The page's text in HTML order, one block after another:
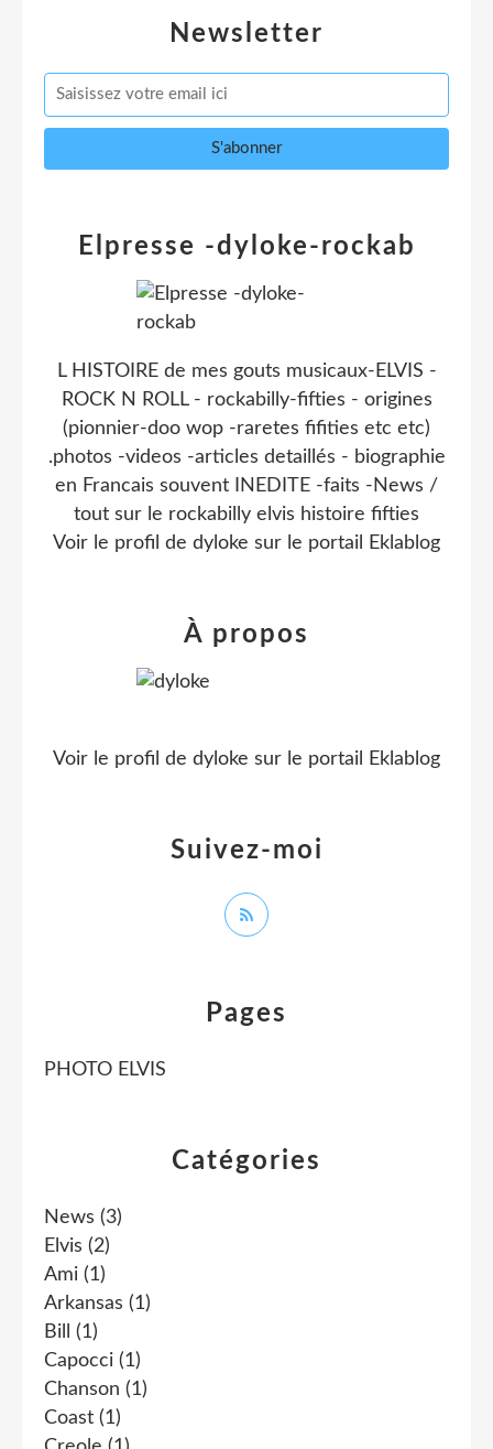
Newsletter
Catégories
News (3)
Elvis (2)
Ami (1)
Arkansas (1)
Bill
(1)
Capocci (1)
Chanson (1)
Coast (1)
Pages
PHOTO ELVIS
Elpresse -dyloke-rockab
L HISTOIRE de mes gouts musicaux-ELVIS -
ROCK N ROLL - rockabilly-fifties - origines
(pionnier-doo wop -raretes fifities etc etc)
.photos -videos -articles detaillés - biographie
en Francais souvent INEDITE -faits -News /
tout sur le rockabilly elvis histoire fifties
Voir le profil de dyloke sur le portail Eklablog
Suivez-moi
À propos
Voir le profil de dyloke sur le portail Eklablog